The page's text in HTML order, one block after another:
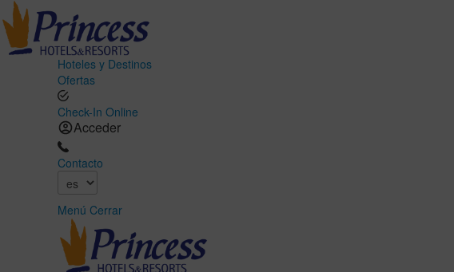
Hoteles y Destinos
Ofertas
Check-In Online
Acceder
Contacto
Menú Cerrar